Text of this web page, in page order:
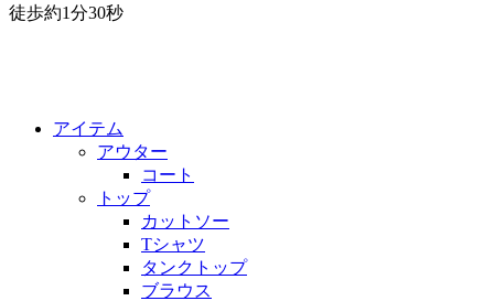
徒歩約1分30秒
アイテム
アウター
コート
トップ
カットソー
Tシャツ
タンクトップ
ブラウス